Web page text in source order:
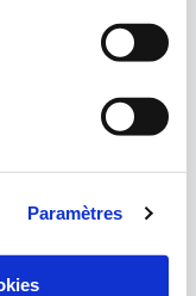
Paramètres
Nous espérons
les artistes que nous